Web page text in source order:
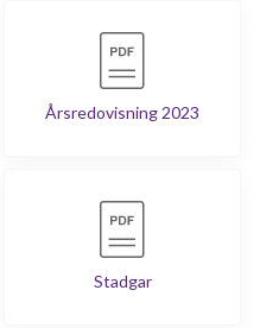
Årsredovisning 2023
Stadgar